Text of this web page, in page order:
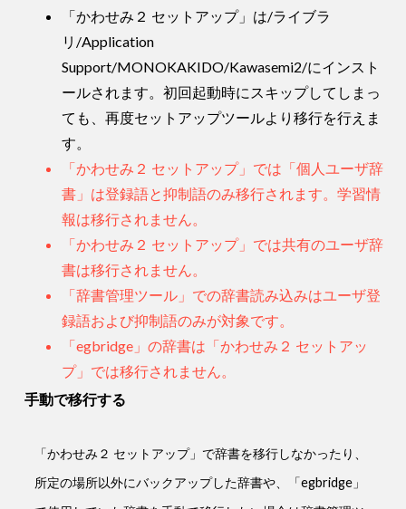
「かわせみ２ セットアップ」は/ライブラ
リ/Application
Support/MONOKAKIDO/Kawasemi2/にインスト
ールされます。初回起動時にスキップしてしまっ
ても、再度セットアップツールより移行を行えま
す。
「かわせみ２ セットアップ」では「個人ユーザ辞
書」は登録語と抑制語のみ移行されます。学習情
報は移行されません。
「かわせみ２ セットアップ」では共有のユーザ辞
書は移行されません。
「辞書管理ツール」での辞書読み込みはユーザ登
録語および抑制語のみが対象です。
「egbridge」の辞書は「かわせみ２ セットアッ
プ」では移行されません。
手動で移行する
「かわせみ２ セットアップ」で辞書を移行しなかったり、
所定の場所以外にバックアップした辞書や、「egbridge」